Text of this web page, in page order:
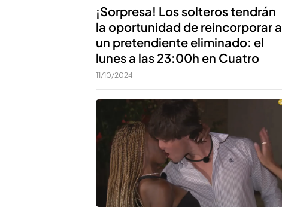
¡Sorpresa! Los solteros tendrán
la oportunidad de reincorporar a
un pretendiente eliminado: el
lunes a las 23:00h en Cuatro
11/10/2024